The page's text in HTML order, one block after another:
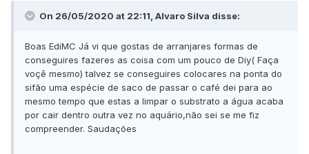
On 26/05/2020 at 22:11, Alvaro Silva disse:
Boas EdiMC Já vi que gostas de arranjares formas de
conseguires fazeres as coisa com um pouco de Diy( Faça
voçê mesmo) talvez se conseguires colocares na ponta do
sifão uma espécie de saco de passar o café dei para ao
mesmo tempo que estas a limpar o substrato a água acaba
por cair dentro outra vez no aquário,não sei se me fiz
compreender. Saudações